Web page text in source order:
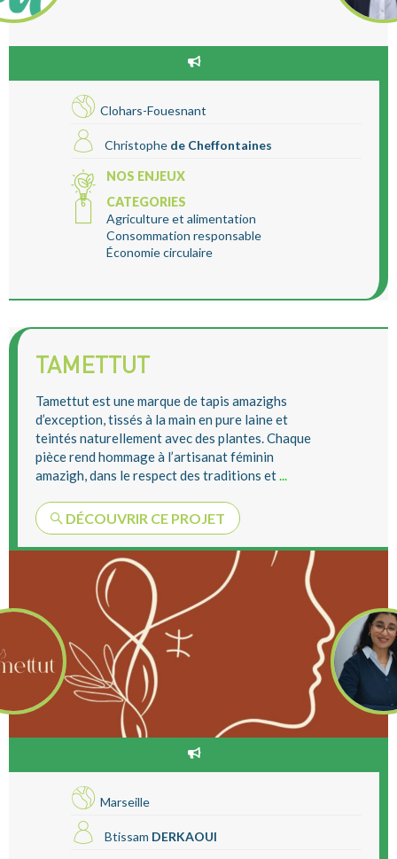
Clohars-Fouesnant
Christophe de Cheffontaines
NOS ENJEUX
CATEGORIES
Agriculture et alimentation
Consommation responsable
Économie circulaire
TAMETTUT
Tamettut est une marque de tapis amazighs
d’exception, tissés à la main en pure laine et
teintés naturellement avec des plantes. Chaque
pièce rend hommage à l’artisanat féminin
amazigh, dans le respect des traditions et...
DÉCOUVRIR CE PROJET
Marseille
Btissam DERKAOUI